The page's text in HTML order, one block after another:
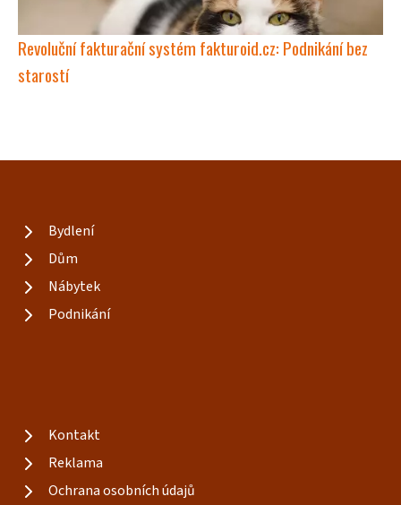
Revoluční fakturační systém fakturoid.cz: Podnikání bez
starostí
Bydlení
Dům
Nábytek
Podnikání
Kontakt
Reklama
Ochrana osobních údajů